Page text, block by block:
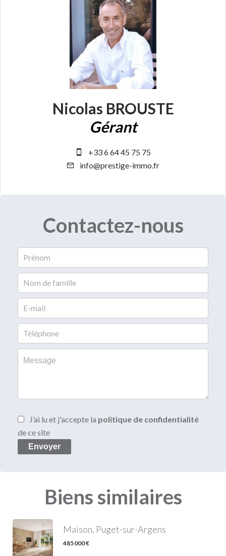
Nicolas BROUSTE
Gérant
+33 6 64 45 75 75
info@prestige-immo.fr
Contactez-nous
J’ai lu et j'accepte la politique de confidentialité
de ce site
Envoyer
Biens similaires
Maison, Puget-sur-Argens
485 000 €